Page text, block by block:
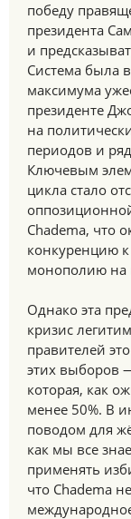
победу
президента
и
Система была
максимума
президенте
на
периодов и
Ключевым
цикла стало
Chadema, что
конкуренцию
монополию на
Однако эта
кризис
правителей
этих выборов
которая, как
менее 50%. В
поводом для
как мы все
применять
что Chadema